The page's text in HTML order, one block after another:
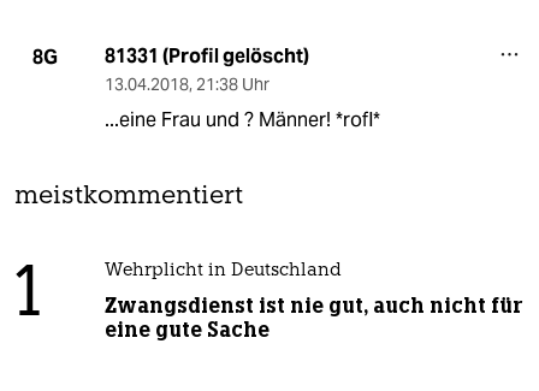
8G 81331 (Profil gelöscht)
13.04.2018, 21:38 Uhr
...eine Frau und ? Männer! *rofl*
meistkommentiert
1 Wehrplicht in Deutschland
Zwangsdienst ist nie gut, auch nicht für
eine gute Sache